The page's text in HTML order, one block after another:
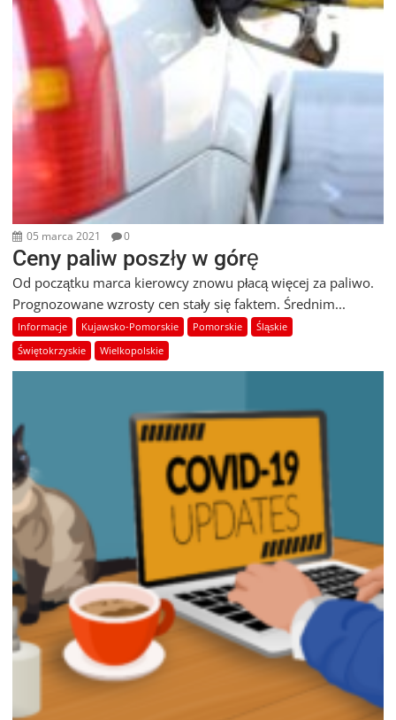
05 marca 2021 0
Ceny paliw poszły w górę
Od początku marca kierowcy znowu płacą więcej za paliwo.
Prognozowane wzrosty cen stały się faktem. Średnim...
Informacje Kujawsko-Pomorskie Pomorskie
Śląskie
Świętokrzyskie
Wielkopolskie